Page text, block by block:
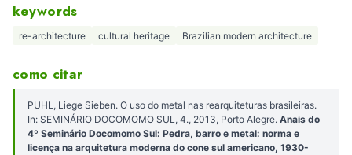
keywords
re-architecture cultural heritage Brazilian modern architecture
como citar
PUHL, Liege Sieben. O uso do metal nas rearquiteturas brasileiras.
In: SEMINÁRIO DOCOMOMO SUL, 4., 2013, Porto Alegre. Anais do
4º Seminário Docomomo Sul: Pedra, barro e metal: norma e
licença na arquitetura moderna do cone sul americano, 1930-